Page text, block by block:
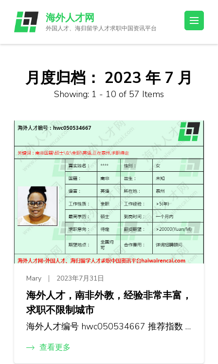
content
(Press
海外人才网
外国人才、海归留学人才求职中国资讯平台
月度归档： 2023 年 7 月
Showing: 1 - 10 of 57 Items
Mary 2023年7月31日
海外人才，南非外教，经验非常丰富，
求职不限制城市
海外人才编号 hwc050534667 推荐指数 …
查看更多